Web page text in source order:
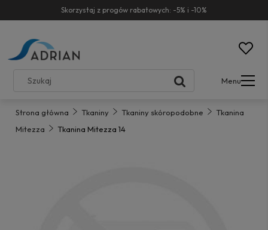
Skorzystaj z progów rabatowych: -5% i -10%
Menu
Strona główna Tkaniny Tkaniny skóropodobne
Tkanina
Mitezza
Tkanina Mitezza 14